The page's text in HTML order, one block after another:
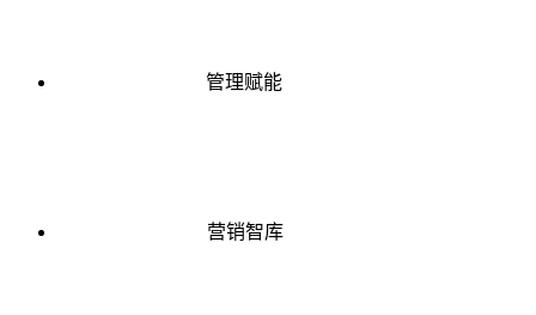
管理赋能
营销智库